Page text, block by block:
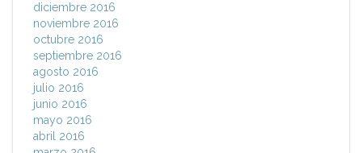
diciembre 2016
noviembre 2016
octubre 2016
septiembre 2016
agosto 2016
julio 2016
junio 2016
mayo 2016
abril 2016